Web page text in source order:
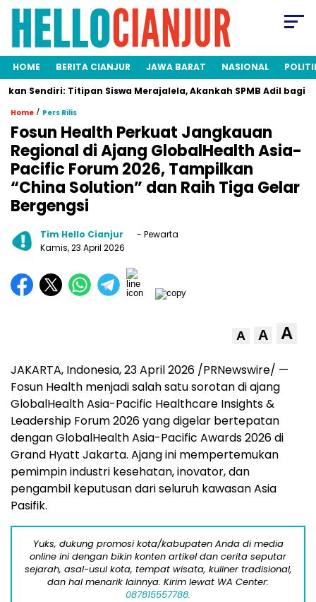
HOME BERITA CIANJUR JAWA BARAT NASIONAL
Titipan Siswa Merajalela, Akankah SPMB Adil bagi
Home / Pers Rilis
Fosun Health Perkuat Jangkauan
Regional di Ajang GlobalHealth Asia-
Pacific Forum 2026, Tampilkan
“China Solution” dan Raih Tiga Gelar
Bergengsi
Tim Hello Cianjur
- Pewarta
Kamis, 23 April 2026
A A A
JAKARTA, Indonesia,23 April 2026 /PRNewswire/ —
Fosun Health menjadi salah satu sorotan di ajang
GlobalHealth Asia-Pacific Healthcare Insights &
Leadership Forum 2026 yang digelar bertepatan
dengan GlobalHealth Asia-Pacific Awards 2026 di
Grand Hyatt Jakarta. Ajang ini mempertemukan
pemimpin industri kesehatan, inovator, dan
pengambil keputusan dari seluruh kawasan Asia
Pasifik.
Yuks, dukung promosi kota/kabupaten Anda di media
online ini dengan bikin konten artikel dan cerita seputar
sejarah, asal-usul kota, tempat wisata, kuliner tradisional,
dan hal menarik lainnya. Kirim lewat WA Center:
087815557788.